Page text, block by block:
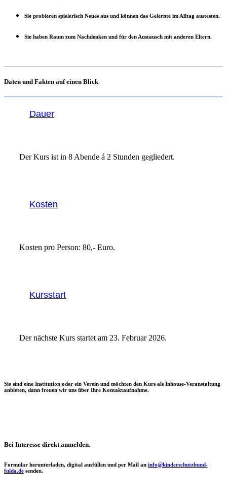
Sie probieren spielerisch Neues aus und können das Gelernte im Alltag austesten.
Sie haben Raum zum Nachdenken und für den Austausch mit anderen Eltern.
Daten und Fakten auf einen Blick
Dauer
Der Kurs ist in 8 Abende á 2 Stunden gegliedert.
Kosten
Kosten pro Person: 80,- Euro.
Kursstart
Der nächste Kurs startet am 23. Februar 2026.
Sie sind eine Institution oder ein Verein und möchten den Kurs als Inhouse-Veranstaltung
anbieten, dann freuen wir uns über Ihre Kontaktaufnahme.
Bei Interesse direkt anmelden.
Formular herunterladen, digital ausfüllen und per Mail an info@kinderschutzbund-
fulda.de senden.